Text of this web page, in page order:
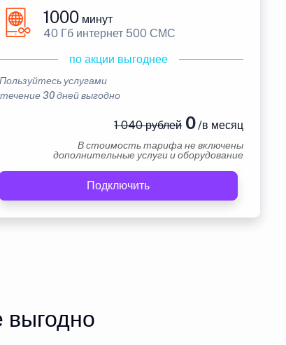
1000 минут
40 Гб интернет 500 СМС
по акции выгоднее
услугами
30 дней выгодно
1 040 рублей0/в месяц
В стоимость тарифа не включены
дополнительные услуги и оборудование
Подключить
выгодно